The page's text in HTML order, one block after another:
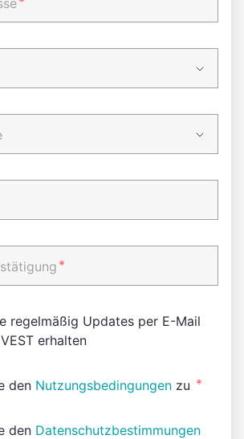
*
regelmäßig Updates per E-Mail
erhalten
den Nutzungsbedingungen zu *
den Datenschutzbestimmungen